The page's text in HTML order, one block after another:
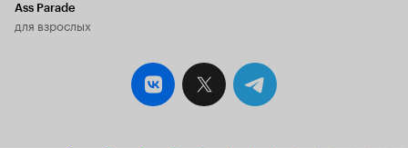
Ass Parade
для взрослых